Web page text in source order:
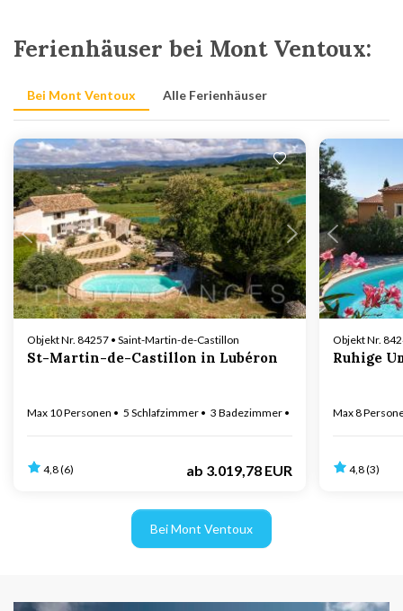
Ferienhäuser bei Mont Ventoux:
Bei Mont Ventoux Alle Ferienhäuser
Lädt ...
Objekt Nr. 84257 • Saint-Martin-de-Castillon
St-Martin-de-Castillon in Lubéron
Max 10 Personen 5 Schlafzimmer 3 Badezimmer Max 2 Hund(e) E-
4,8 (6) ab 3.019,78 EUR
Objekt Nr.
Ruhige
Max 8
4,8 (3)
Bei Mont Ventoux